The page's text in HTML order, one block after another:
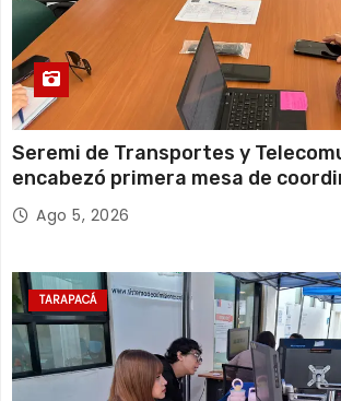
Seremi de Transportes y
encabezó primera mesa de
retiro de cables en desuso en
Ago 5, 2026
TARAPACÁ